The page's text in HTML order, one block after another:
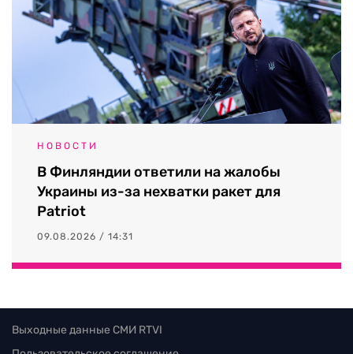
НОВОСТИ
В Финляндии ответили на жалобы
Украины из-за нехватки ракет для
Patriot
09.08.2026 / 14:31
Выходные данные СМИ RTVI